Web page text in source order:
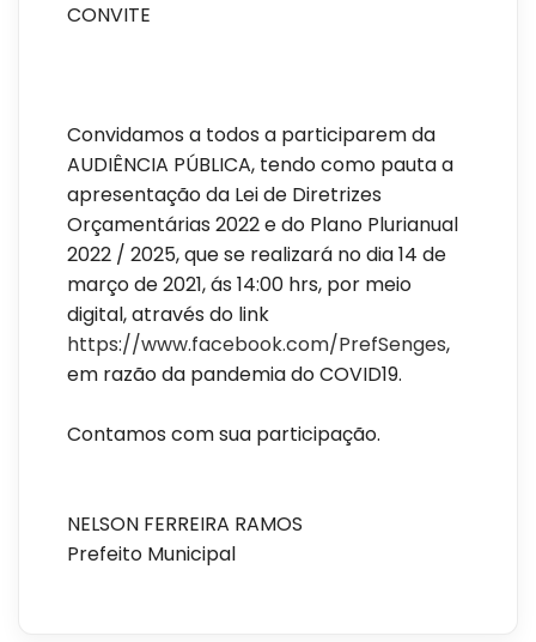
CONVITE
Convidamos a todos a participarem da
AUDIÊNCIA PÚBLICA, tendo como pauta a
apresentação da Lei de Diretrizes
Orçamentárias 2022 e do Plano Plurianual
2022 / 2025, que se realizará no dia 14 de
março de 2021, ás 14:00 hrs, por meio
digital, através do link
https://www.facebook.com/PrefSenges,
em razão da pandemia do COVID19.
Contamos com sua participação.
NELSON FERREIRA RAMOS
Prefeito Municipal